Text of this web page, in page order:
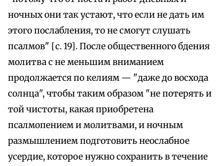
ночных они так устают, что если не дать им
этого послабления, то не смогут слушать
псалмов" [с. 19]. После общественного бдения
молитва с не меньшим вниманием
продолжается по келиям — "даже до восхода
солнца", чтобы таким образом "не потерять и
той чистоты, какая приобретена
псалмопением и молитвами, и ночным
размышлением подготовить неослабное
усердие, которое нужно сохранить в течение